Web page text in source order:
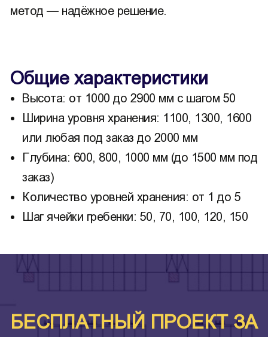
метод — надёжное решение.
Общие характеристики
Высота: от 1000 до 2900 мм с шагом 50
Ширина уровня хранения: 1100, 1300, 1600
или любая под заказ до 2000 мм
Глубина: 600, 800, 1000 мм (до 1500 мм под
заказ)
Количество уровней хранения: от 1 до 5
Шаг ячейки гребенки: 50, 70, 100, 120, 150
БЕСПЛАТНЫЙ ПРОЕКТ ЗА